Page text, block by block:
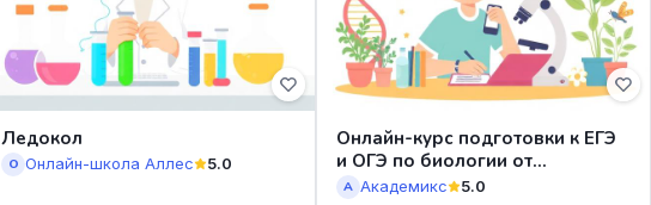
Ледокол
О Онлайн-школа Аллес 5.0
Онлайн-курс подготовки к ЕГЭ
и ОГЭ по биологии от
Академикс
А Академикс 5.0